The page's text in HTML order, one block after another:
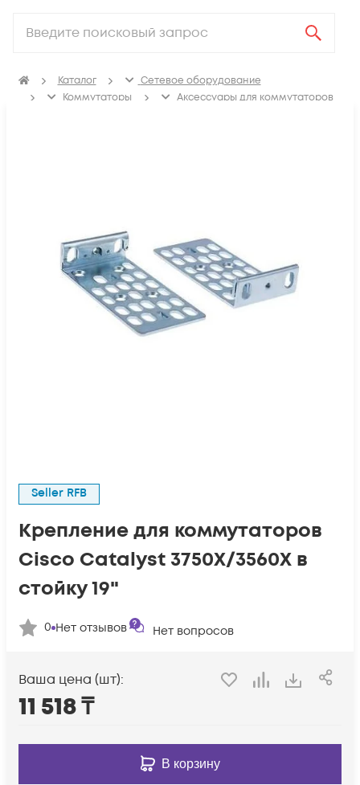
Каталог
Сетевое оборудование
Коммутаторы
Аксессуары для коммутаторов
Seller RFB
Крепление для коммутаторов
Cisco Catalyst 3750X/3560X в
стойку 19"
0 Нет отзывов Нет вопросов
Ваша цена (шт):
11 518₸
В корзину